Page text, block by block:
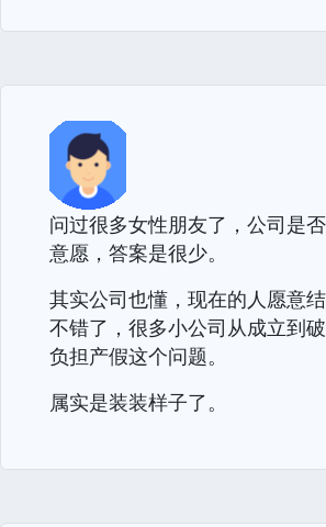
问过很多女性朋友了，公司是
意愿，答案是很少。
其实公司也懂，现在的人愿意
不错了，很多小公司从成立到
负担产假这个问题。
属实是装装样子了。